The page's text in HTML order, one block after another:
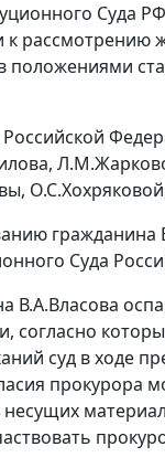
Суда
к рассмотрению
положениями
Суда
В.А.Власова
согласно
суд в ходе